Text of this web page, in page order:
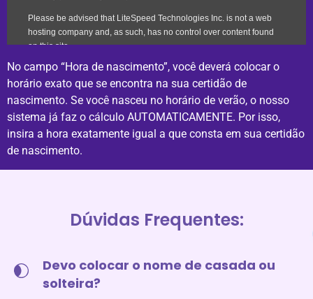
No campo “Hora de nascimento”, você deverá colocar o
horário exato que se encontra na sua certidão de
nascimento. Se você nasceu no horário de verão, o nosso
sistema já faz o cálculo AUTOMATICAMENTE. Por isso,
insira a hora exatamente igual a que consta em sua certidão
de nascimento.
Dúvidas Frequentes:
Devo colocar o nome de casada ou
solteira?